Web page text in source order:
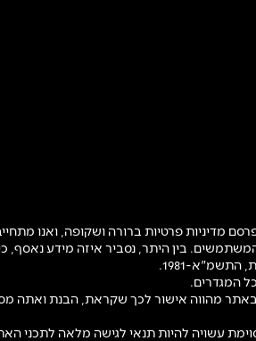
באתר מהווה אישור לכך שקראת, הבנת ואתה